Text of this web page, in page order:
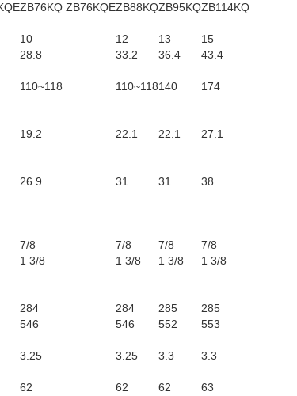
ZB76KQ ZB76KQEZB88KQZB95KQZB114KQ
10 12 13
15
28.8 33.2 36.4
43.4
110~118 110~118140
174
19.2 22.1 22.1
27.1
26.9 31 31
38
7/8 7/8 7/8
7/8
1 3/8 1 3/8 1 3/8
1 3/8
284 284 285
285
546 546 552
553
3.25 3.25 3.3
3.3
62 62 62
63